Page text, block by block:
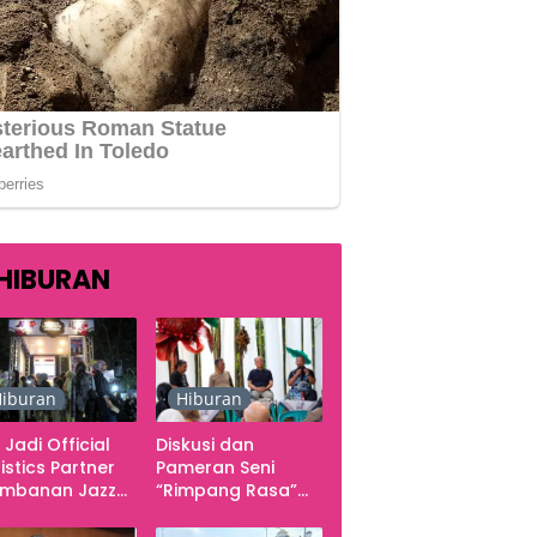
Jadi Official
Partner
Jazz
Hiburan
Diskusi dan
Pameran Seni
“Rimpang Rasa”